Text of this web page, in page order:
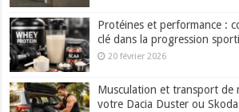
Protéines et performance :
clé dans la progression
20 février 2026
Musculation et transport de
votre Dacia Duster ou